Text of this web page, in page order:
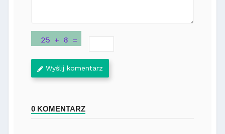
Wyślij komentarz
0 KOMENTARZ